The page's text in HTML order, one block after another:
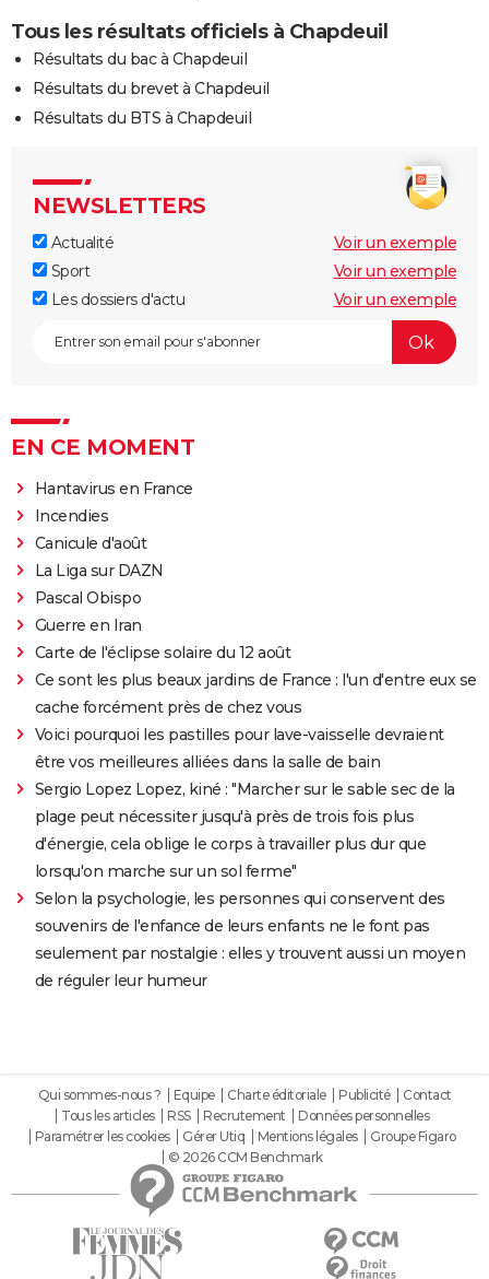
Tous les résultats officiels à Chapdeuil
Résultats du bac à Chapdeuil
Résultats du brevet à Chapdeuil
Résultats du BTS à Chapdeuil
NEWSLETTERS
Actualité
Voir un exemple
Sport
Voir un exemple
Les dossiers d'actu
Voir un exemple
EN CE MOMENT
Hantavirus en France
Incendies
Canicule d'août
La Liga sur DAZN
Pascal Obispo
Guerre en Iran
Carte de l'éclipse solaire du 12 août
Ce sont les plus beaux jardins de France : l'un d'entre eux se
cache forcément près de chez vous
Voici pourquoi les pastilles pour lave-vaisselle devraient
être vos meilleures alliées dans la salle de bain
Sergio Lopez Lopez, kiné : "Marcher sur le sable sec de la
plage peut nécessiter jusqu'à près de trois fois plus
d'énergie, cela oblige le corps à travailler plus dur que
lorsqu'on marche sur un sol ferme"
Selon la psychologie, les personnes qui conservent des
souvenirs de l'enfance de leurs enfants ne le font pas
seulement par nostalgie : elles y trouvent aussi un moyen
de réguler leur humeur
Qui sommes-nous ? Equipe Charte éditoriale Publicité
Contact
Tous les articles
RSS Recrutement
Données personnelles
Paramétrer les cookies
Gérer Utiq Mentions légales
Groupe Figaro
© 2026 CCM Benchmark